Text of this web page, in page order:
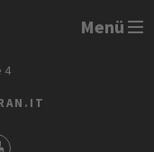
Menü
4